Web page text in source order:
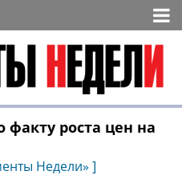
роста цен на
Недели» ]